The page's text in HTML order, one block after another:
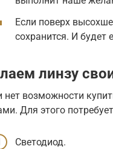
Если поверх
сохранится. И будет
линзу
нет возможности
Для этого
Светодиод.